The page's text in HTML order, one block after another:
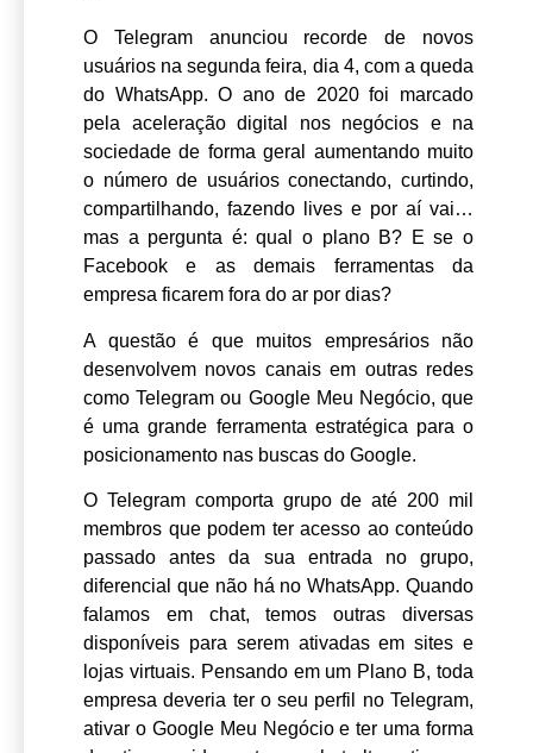
O Telegramanunciou recorde de novos
usuários na segunda feira, dia 4, com a queda
do WhatsApp. O ano de 2020 foi marcado
pela aceleração digital nos negócios e na
sociedade de forma geral aumentando muito
o número de usuários conectando, curtindo,
compartilhando, fazendo lives e por aí vai…
mas a pergunta é: qual o plano B? E se o
Facebook e as demais ferramentas da
empresa ficarem fora do ar por dias?
A questão é que muitos empresários não
desenvolvem novos canais em outras redes
como Telegram ou Google Meu Negócio, que
é uma grande ferramenta estratégica para o
posicionamento nas buscas do Google.
O Telegram comporta grupo de até 200 mil
membros que podem ter acesso ao conteúdo
passado antes da sua entrada no grupo,
diferencial que não há noWhatsApp. Quando
falamos em chat, temos outras diversas
disponíveis para serem ativadas em sites e
lojas virtuais. Pensando em um Plano B, toda
empresa deveria ter o seu perfil no Telegram,
ativar o Google Meu Negócio e ter uma forma